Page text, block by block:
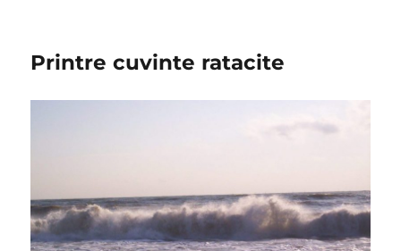
Printre cuvinte ratacite